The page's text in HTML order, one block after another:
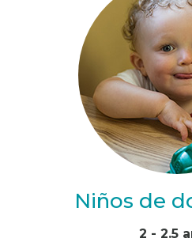
Niños de
2 - 2.5